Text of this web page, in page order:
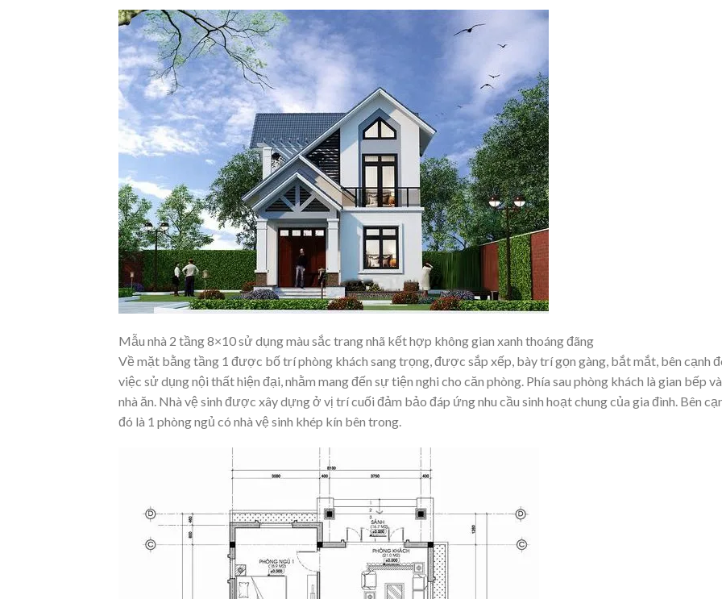
Mẫu nhà 2 tầng 8×10 sử dụng màu sắc trang nhã kết hợp không gian xanh thoáng đãng
Về mặt bằng tầng 1 được bố trí phòng khách sang trọng, được sắp xếp, bày trí gọn gàng, bắt mắt, bên cạnh
việc sử dụng nội thất hiện đại, nhằm mang đến sự tiện nghi cho căn phòng. Phía sau phòng khách là gian bếp và
nhà ăn. Nhà vệ sinh được xây dựng ở vị trí cuối đảm bảo đáp ứng nhu cầu sinh hoạt chung của gia đình. Bên
đó là 1 phòng ngủ có nhà vệ sinh khép kín bên trong.